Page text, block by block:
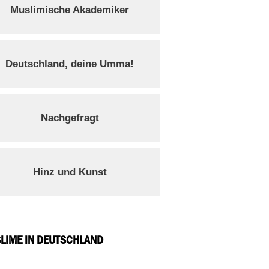
Muslimische Akademiker
Deutschland, deine Umma!
Nachgefragt
Hinz und Kunst
IN DEUTSCHLAND